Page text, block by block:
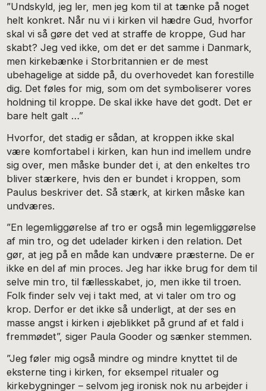
”Undskyld, jeg ler, men jeg kom til at tænke på noget
helt konkret. Når nu vi i kirken vil hædre Gud, hvorfor
skal vi så gøre det ved at straffe de kroppe, Gud har
skabt? Jeg ved ikke, om det er det samme i Danmark,
men kirkebænke i Storbritannien er de mest
ubehagelige at sidde på, du overhovedet kan forestille
dig. Det føles for mig, som om det symboliserer vores
holdning til kroppe. De skal ikke have det godt. Det er
bare helt galt …”
Hvorfor, det stadig er sådan, at kroppen ikke skal
være komfortabel i kirken, kan hun ind imellem undre
sig over, men måske bunder det i, at den enkeltes tro
bliver stærkere, hvis den er bundet i kroppen, som
Paulus beskriver det. Så stærk, at kirken måske kan
undværes.
”En legemliggørelse af tro er også min legemliggørelse
af min tro, og det udelader kirken i den relation. Det
gør, at jeg på en måde kan undvære præsterne. De er
ikke en del af min proces. Jeg har ikke brug for dem til
selve min tro, til fællesskabet, jo, men ikke til troen.
Folk finder selv vej i takt med, at vi taler om tro og
krop. Derfor er det ikke så underligt, at der ses en
masse angst i kirken i øjeblikket på grund af et fald i
fremmødet”, siger Paula Gooder og sænker stemmen.
”Jeg føler mig også mindre og mindre knyttet til de
eksterne ting i kirken, for eksempel ritualer og
kirkebygninger – selvom jeg ironisk nok nu arbejder i